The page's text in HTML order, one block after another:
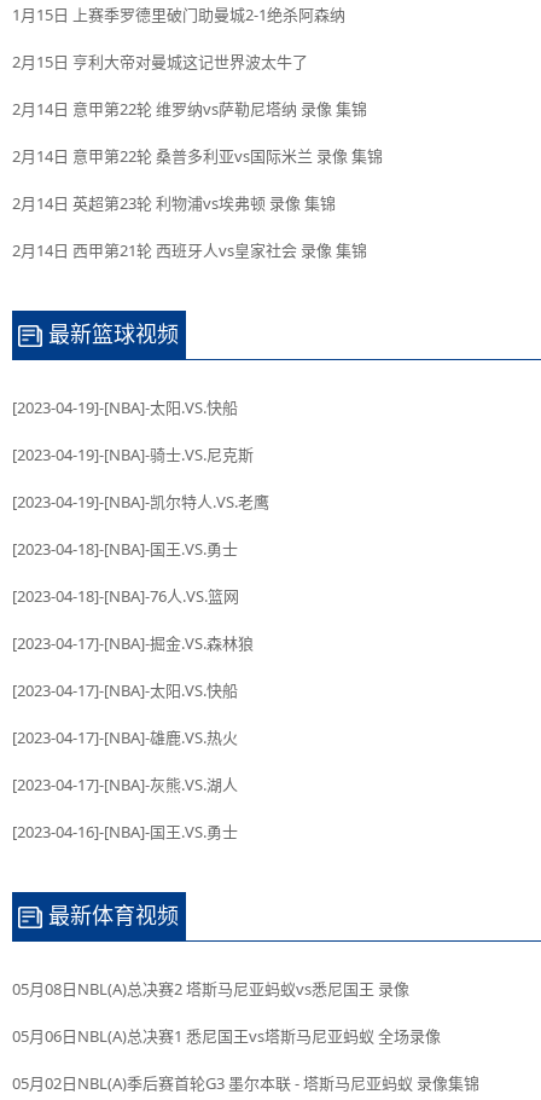
1月15日 上赛季罗德里破门助曼城2-1绝杀阿森纳
2月15日 亨利大帝对曼城这记世界波太牛了
2月14日 意甲第22轮 维罗纳vs萨勒尼塔纳 录像 集锦
2月14日 意甲第22轮 桑普多利亚vs国际米兰 录像 集锦
2月14日 英超第23轮 利物浦vs埃弗顿 录像 集锦
2月14日 西甲第21轮 西班牙人vs皇家社会 录像 集锦
最新篮球视频
[2023-04-19]-[NBA]-太阳.VS.快船
[2023-04-19]-[NBA]-骑士.VS.尼克斯
[2023-04-19]-[NBA]-凯尔特人.VS.老鹰
[2023-04-18]-[NBA]-国王.VS.勇士
[2023-04-18]-[NBA]-76人.VS.篮网
[2023-04-17]-[NBA]-掘金.VS.森林狼
[2023-04-17]-[NBA]-太阳.VS.快船
[2023-04-17]-[NBA]-雄鹿.VS.热火
[2023-04-17]-[NBA]-灰熊.VS.湖人
[2023-04-16]-[NBA]-国王.VS.勇士
最新体育视频
05月08日NBL(A)总决赛2 塔斯马尼亚蚂蚁vs悉尼国王 录像
05月06日NBL(A)总决赛1 悉尼国王vs塔斯马尼亚蚂蚁 全场录像
05月02日NBL(A)季后赛首轮G3 墨尔本联 - 塔斯马尼亚蚂蚁 录像集锦